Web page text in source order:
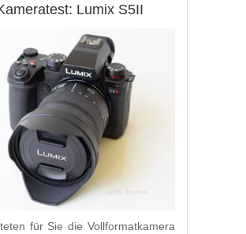
Lumix S5II
für Sie die Vollformatkamera